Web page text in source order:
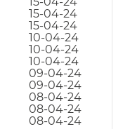
15-04-24
15-04-24
10-04-24
10-04-24
10-04-24
09-04-24
09-04-24
08-04-24
08-04-24
08-04-24